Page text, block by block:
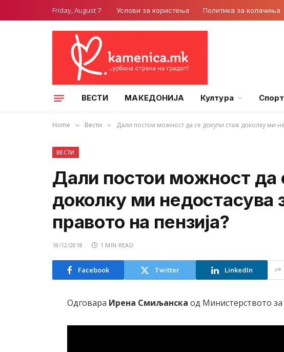
Friday, August 7 Услови за користење Политика за колачиња
ВЕСТИ МАКЕДОНИЈА Култура Спорт
Home » Вести » Дали постои можност да се докупи стаж доколку ми
ВЕСТИ
Дали постои можност да
доколку ми недостасува
правото на пензија?
18/12/2018 1 MIN READ
Facebook Twitter LinkedIn
Одговара Ирена Смиљанска од Министерството